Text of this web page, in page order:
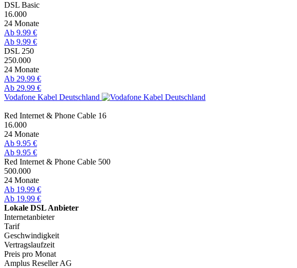
DSL Basic
16.000
24 Monate
Ab 9.99 €
Ab 9.99 €
DSL 250
250.000
24 Monate
Ab 29.99 €
Ab 29.99 €
Vodafone Kabel Deutschland
Red Internet & Phone Cable 16
16.000
24 Monate
Ab 9.95 €
Ab 9.95 €
Red Internet & Phone Cable 500
500.000
24 Monate
Ab 19.99 €
Ab 19.99 €
Lokale DSL Anbieter
Internetanbieter
Tarif
Geschwindigkeit
Vertragslaufzeit
Preis pro Monat
Amplus Reseller AG